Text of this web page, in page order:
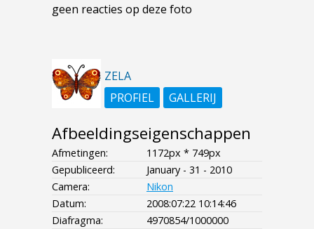
geen reacties op deze foto
ZELA
PROFIEL
GALLERIJ
Afbeeldingseigenschappen
Afmetingen:
1172px * 749px
Gepubliceerd:
January - 31 - 2010
Camera:
Nikon
Datum:
2008:07:22 10:14:46
Diafragma:
4970854/1000000